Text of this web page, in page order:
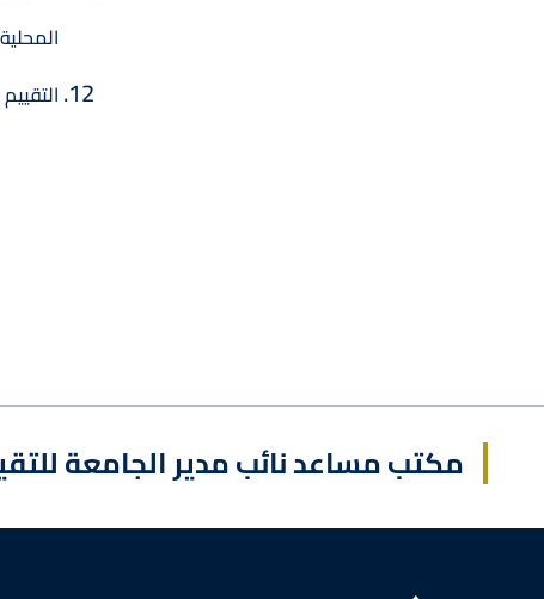
مكتب مساعد نائب مدير الجامعة